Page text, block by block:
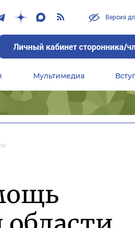
Версия
Личный кабинет сторонника/
Мультимедиа